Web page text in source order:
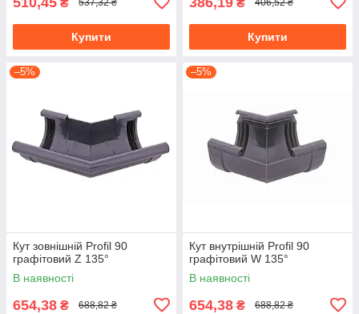
537,32 ₴
Купити
406,52 ₴
Купити
–5%
Кут зовнішній Profil 90
графітовий Z 135°
В наявності
654,38 ₴ 688,82 ₴
–5%
Кут внутрішній Profil 90
графітовий W 135°
В наявності
654,38 ₴ 688,82 ₴